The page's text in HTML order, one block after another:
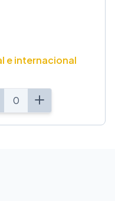
e internacional
0